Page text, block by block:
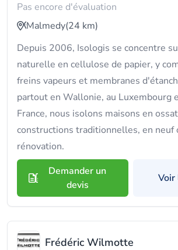
Pas encore d'évaluation
Malmedy(24 km)
Depuis 2006, Isologis se concentre
naturelle en cellulose de papier, y
freins vapeurs et membranes
partout en Wallonie, au Luxembourg
France, nous isolons maisons en
constructions traditionnelles, en neuf
rénovation.
Demander un
devis
Frédéric Wilmotte